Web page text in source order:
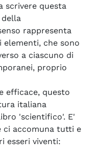
scrivere questa
rappresenta
che sono
a ciascuno di
proprio
efficace, questo
italiana
'scientifico'. E'
ci accomuna tutti e
esseri viventi: